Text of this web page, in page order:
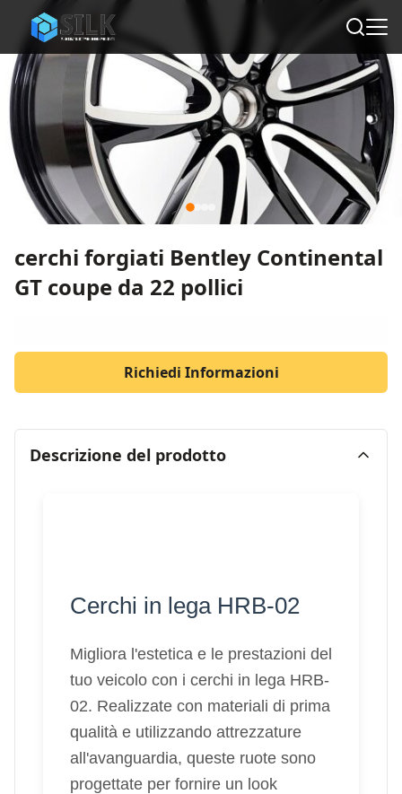
cerchi forgiati Bentley Continental
GT coupe da 22 pollici
Richiedi Informazioni
Descrizione del prodotto
Cerchi in lega HRB-02
Migliora l'estetica e le prestazioni del
tuo veicolo con i cerchi in lega HRB-
02. Realizzate con materiali di prima
qualità e utilizzando attrezzature
all'avanguardia, queste ruote sono
progettate per fornire un look